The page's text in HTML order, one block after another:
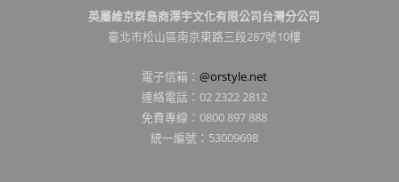
英屬維京群島商澤宇文化有限公司台灣分公司
臺北市松山區南京東路三段287號10樓
電子信箱： @orstyle.net
連絡電話：02 2322 2812
免費專線：0800 897 888
統一編號：53009698